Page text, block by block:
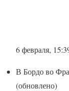
6 февраля,
В Бордо во
(обновлено)